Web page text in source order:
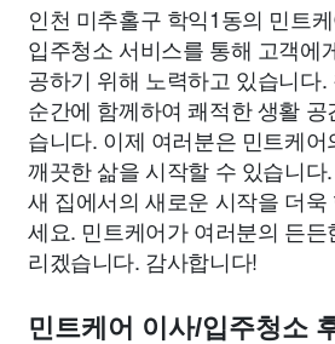
인천 미추홀구 학익1동의 민트
입주청소 서비스를 통해 고객에
공하기 위해 노력하고 있습니다
순간에 함께하여 쾌적한 생활
습니다. 이제 여러분은 민트케
깨끗한 삶을 시작할 수 있습니다
새 집에서의 새로운 시작을 더욱
세요. 민트케어가 여러분의 든든
리겠습니다. 감사합니다!
민트케어 이사/입주청소